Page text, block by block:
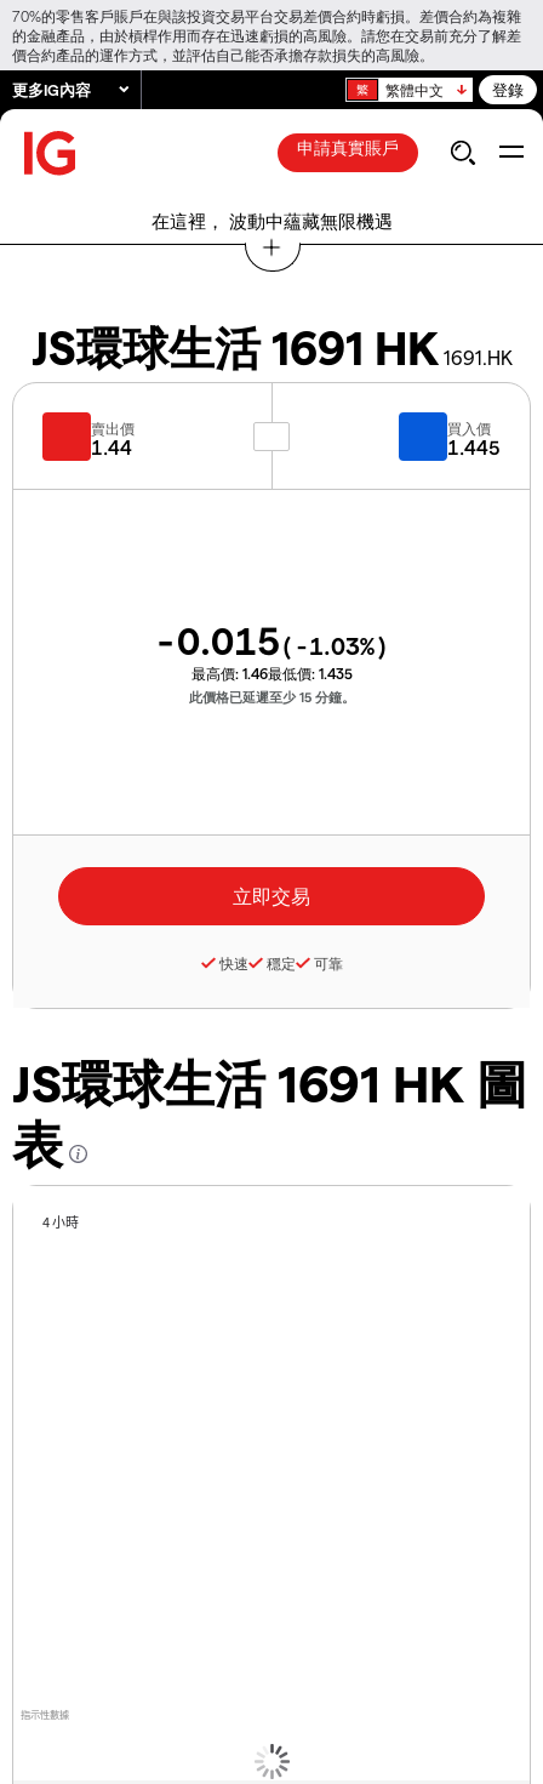
70%的零售客戶賬戶在與該投資交易平台交易差價合約時虧損。差價合約為複雜
的金融產品，由於槓桿作用而存在迅速虧損的高風險。請您在交易前充分了解差
價合約產品的運作方式，並評估自己能否承擔存款損失的高風險。
更多IG內容 繁體中文 登錄
申請真實賬戶
在這裡， 波動中蘊藏無限機遇
JS環球生活 1691 HK 1691.HK
JS環球生活 1691 HK 圖
表
指示性數據
4 小時
賣出價
1.44
買入價
1.445
-0.015( -1.03%)
最高價: 1.46最低價: 1.435
此價格已延遲至少 15 分鐘。
快速 穩定 可靠